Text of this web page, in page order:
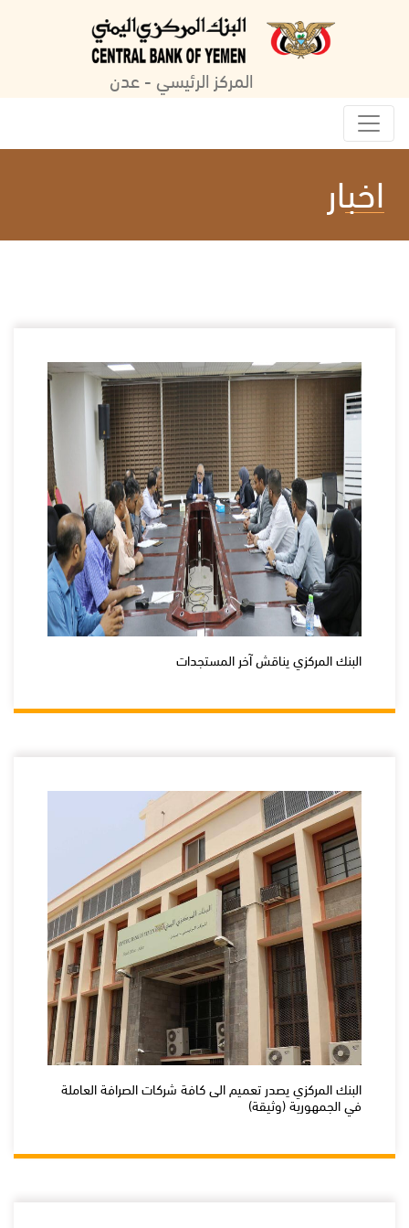
المركز الرئيسي - عدن
اخبار
البنك المركزي يناقش آخر المستجدات
البنك المركزي يصدر تعميم الى كافة شركات الصرافة العاملة
في الجمهورية (وثيقة)